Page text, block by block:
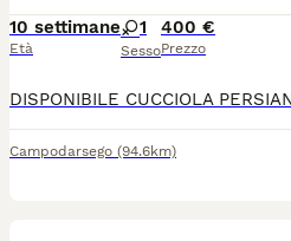
10 settimane
Età
1
Sesso
400 €
Prezzo
Campodarsego (94.6km)